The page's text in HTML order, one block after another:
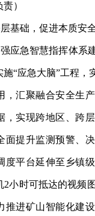
）
基础，促进本质安
强应急智慧指挥体系
施“应急大脑”工程，
，汇聚融合安全生
，实现跨地区、跨
面提升监测预警、
度平台延伸至乡镇
2小时可抵达的视频
推进矿山智能化建